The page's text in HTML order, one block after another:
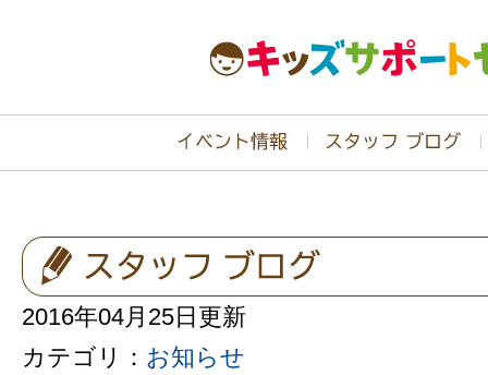
2016年04月25日更新
カテゴリ： お知らせ